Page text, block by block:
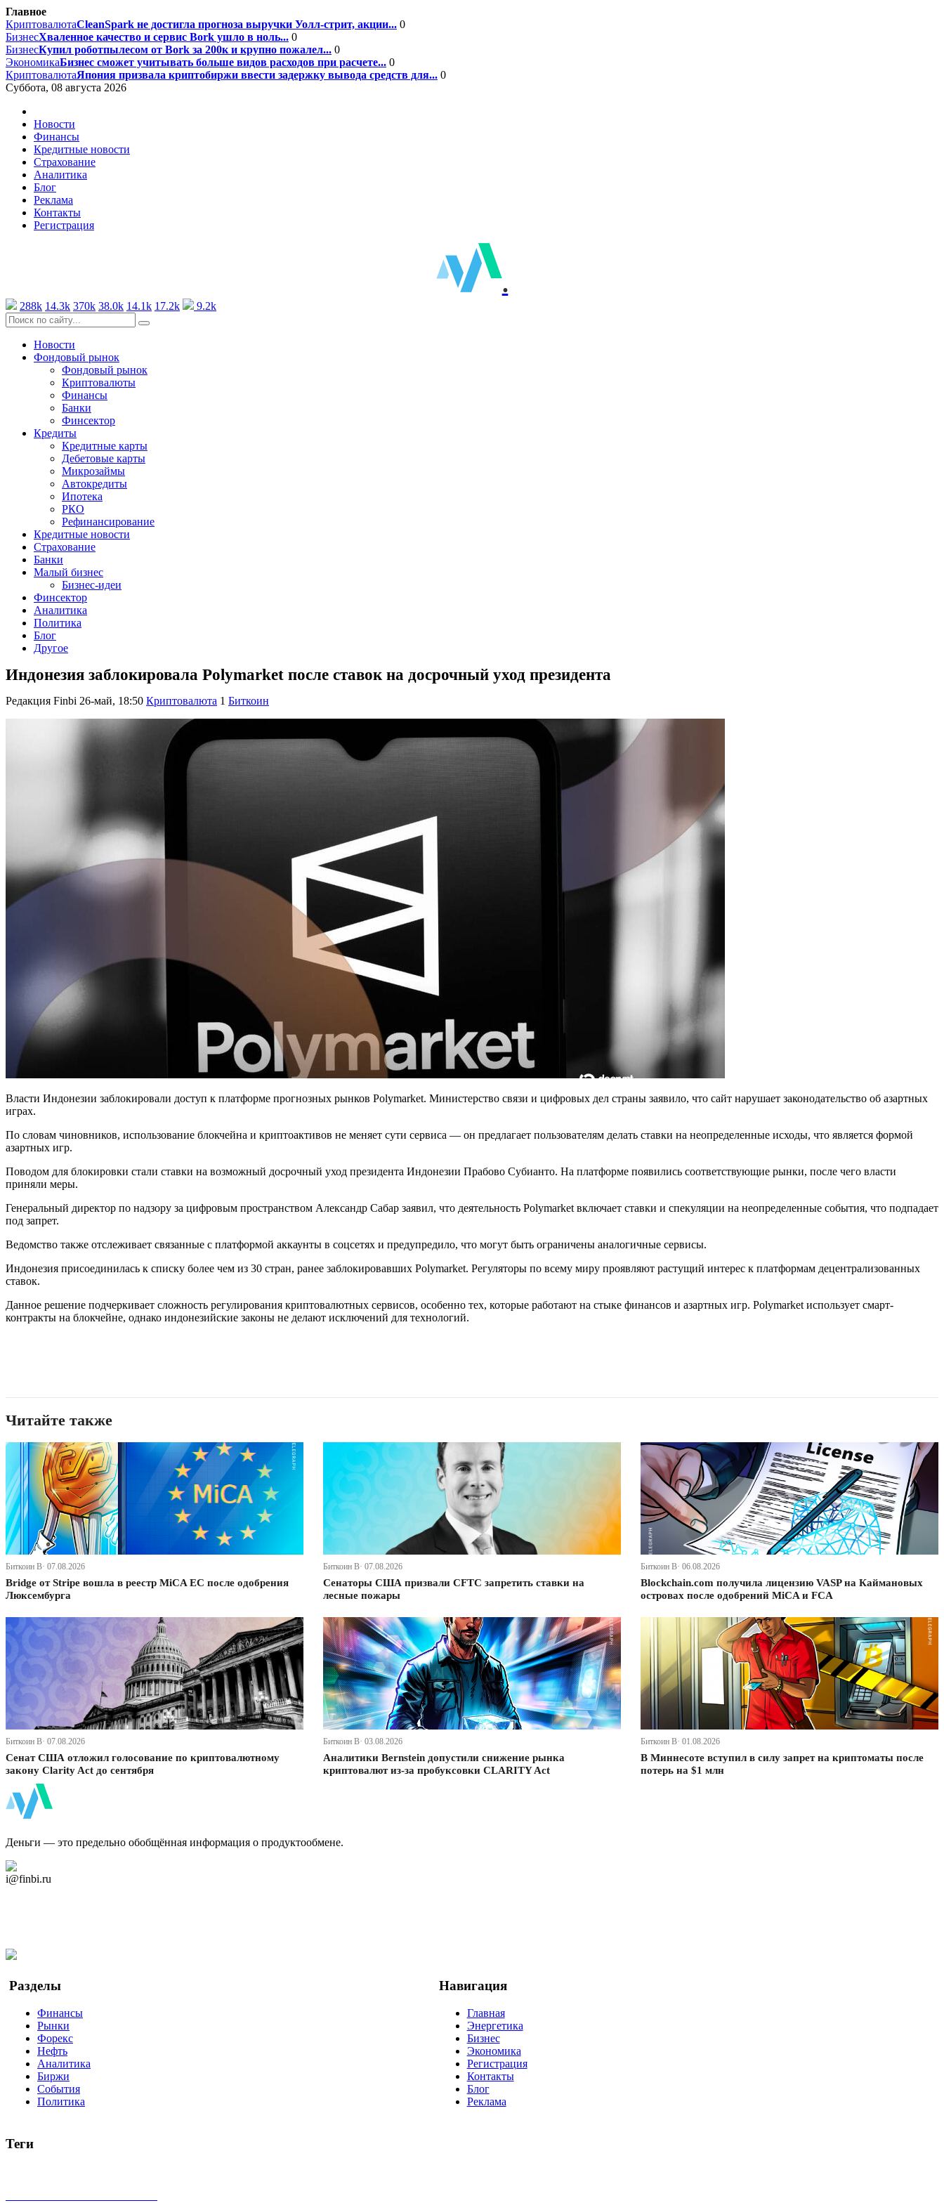
Главное
КриптовалютаCleanSpark не достигла прогноза выручки Уолл-стрит, акции... 0
БизнесХваленное качество и сервис Bork ушло в ноль... 0
БизнесКупил роботпылесом от Bork за 200к и крупно пожалел... 0
ЭкономикаБизнес сможет учитывать больше видов расходов при расчете... 0
КриптовалютаЯпония призвала криптобиржи ввести задержку вывода средств для... 0
Суббота, 08 августа 2026
Новости
Финансы
Кредитные новости
Страхование
Аналитика
Блог
Реклама
Контакты
Регистрация
.
288k 14.3k 370k 38.0k 14.1k 17.2k 9.2k
Новости
Фондовый рынок
Фондовый рынок
Криптовалюты
Финансы
Банки
Финсектор
Кредиты
Кредитные карты
Дебетовые карты
Микрозаймы
Автокредиты
Ипотека
РКО
Рефинансирование
Кредитные новости
Страхование
Банки
Малый бизнес
Бизнес-идеи
Финсектор
Аналитика
Политика
Блог
Другое
Индонезия заблокировала Polymarket после ставок на досрочный уход президента
Редакция Finbi 26-май, 18:50 Криптовалюта 1 Биткоин
Власти Индонезии заблокировали доступ к платформе прогнозных рынков Polymarket. Министерство связи и цифровых дел страны заявило, что сайт нарушает законодательство об азартных
играх.
По словам чиновников, использование блокчейна и криптоактивов не меняет сути сервиса — он предлагает пользователям делать ставки на неопределенные исходы, что является формой
азартных игр.
Поводом для блокировки стали ставки на возможный досрочный уход президента Индонезии Прабово Субианто. На платформе появились соответствующие рынки, после чего власти
приняли меры.
Генеральный директор по надзору за цифровым пространством Александр Сабар заявил, что деятельность Polymarket включает ставки и спекуляции на неопределенные события, что подпадает
под запрет.
Ведомство также отслеживает связанные с платформой аккаунты в соцсетях и предупредило, что могут быть ограничены аналогичные сервисы.
Индонезия присоединилась к списку более чем из 30 стран, ранее заблокировавших Polymarket. Регуляторы по всему миру проявляют растущий интерес к платформам децентрализованных
ставок.
Данное решение подчеркивает сложность регулирования криптовалютных сервисов, особенно тех, которые работают на стыке финансов и азартных игр. Polymarket использует смарт-
контракты на блокчейне, однако индонезийские законы не делают исключений для технологий.
Читайте также
Биткоин В· 07.08.2026
Bridge от Stripe вошла в реестр MiCA ЕС после одобрения
Люксембурга
Биткоин В· 07.08.2026
Сенаторы США призвали CFTC запретить ставки на
лесные пожары
Биткоин В· 06.08.2026
Blockchain.com получила лицензию VASP на Каймановых
островах после одобрений MiCA и FCA
Биткоин В· 07.08.2026
Сенат США отложил голосование по криптовалютному
закону Clarity Act до сентября
Биткоин В· 03.08.2026
Аналитики Bernstein допустили снижение рынка
криптовалют из-за пробуксовки CLARITY Act
Биткоин В· 01.08.2026
В Миннесоте вступил в силу запрет на криптоматы после
потерь на $1 млн
Деньги — это предельно обобщённая информация о продуктообмене.
i@finbi.ru
Разделы
Финансы
Рынки
Форекс
Нефть
Аналитика
Биржи
События
Политика
Навигация
Главная
Энергетика
Бизнес
Экономика
Регистрация
Контакты
Блог
Реклама
Теги